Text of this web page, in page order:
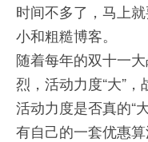
时间不多了，马上
小和粗糙博客。
随着每年的双十一
烈，活动力度“大”，
活动力度是否真的“
有自己的一套优惠